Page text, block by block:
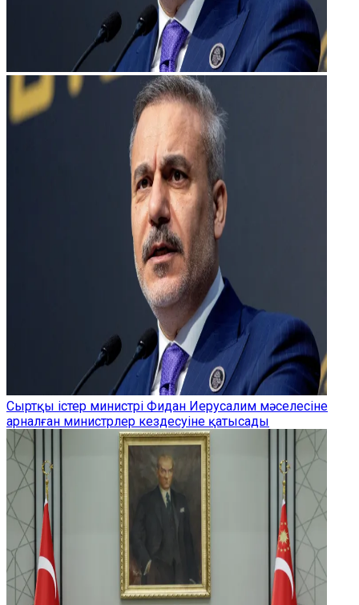
Сыртқы істер министрі Фидан Иерусалим мәселесіне
арналған министрлер кездесуіне қатысады